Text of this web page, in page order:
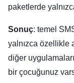
paketlerde
Sonuç: temel
yalnızca özellikle
diğer
bir çocuğunuz